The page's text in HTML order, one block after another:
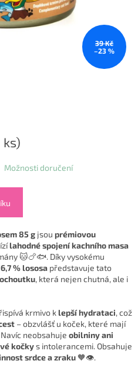
39 Kč
–23 %
ks)
Možnosti doručení
85 g jsou prémiovou
lahodné spojení kachního masa
🐱🍗🐟. Díky vysokému
% lososa představuje tato
, která nejen chutná, ale i
krmivo klepší hydrataci, což
– obzvlášť u koček, které mají
neobsahuje obilniny ani
kočkys intolerancemi. Obsahuje
srdce a zraku 🧡👁️.